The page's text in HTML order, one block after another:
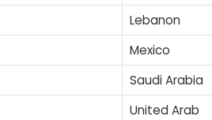
Lebanon
Mexico
Saudi Arabia
United Arab